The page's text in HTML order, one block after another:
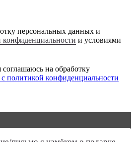
персональных данных и
конфиденциальности и условиями
на обработку
политикой конфиденциальности